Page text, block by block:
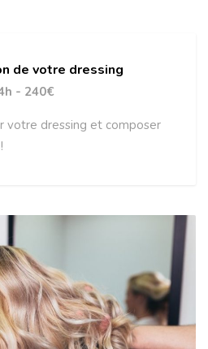
de votre dressing
- 240€
votre dressing et composer